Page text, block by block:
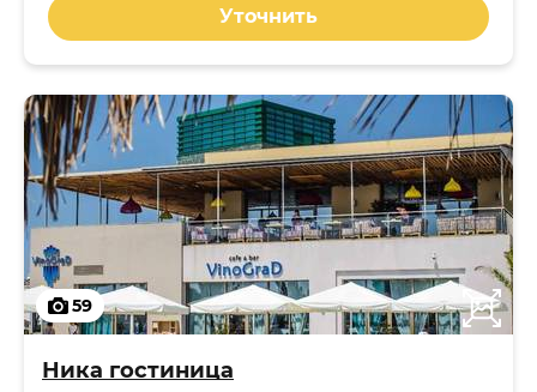
Уточнить
59
Ника гостиница